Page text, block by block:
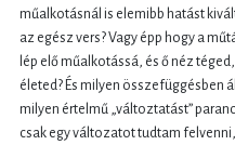
műalkotásnál is elemibb hatást
az egész vers? Vagy épp hogy a
lép elő műalkotássá, és ő néz
életed? És milyen összefüggésben
milyen értelmű „változtatást”
csak egy változatot tudtam